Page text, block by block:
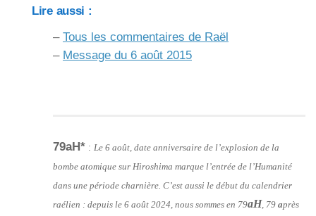
Lire aussi :
– Tous les commentaires de Raël
– Message du 6 août 2015
79aH* : Le 6 août, date anniversaire de l’explosion de la
bombe atomique sur Hiroshima marque l’entrée de l’Humanité
dans une période charnière. C’est aussi le début du calendrier
raélien : depuis le 6 août 2024, nous sommes en 79aH, 79 après